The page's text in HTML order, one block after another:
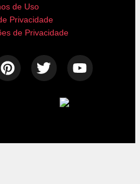
de Uso
Privacidade
de Privacidade